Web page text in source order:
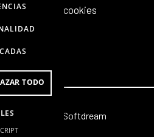
Política de cookies
creada por Softdream
TODO